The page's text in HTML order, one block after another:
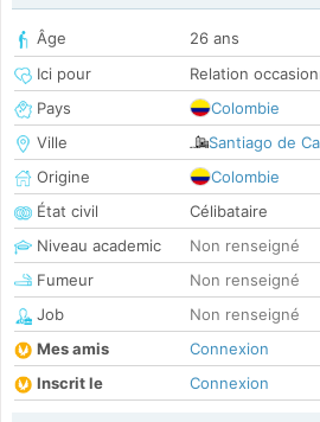
Âge
26 ans
Ici pour
Relation
Pays
Colombie
Ville
Santiago de
Origine
Colombie
État civil
Célibataire
Niveau academic
Non renseigné
Fumeur
Non renseigné
Job
Non renseigné
Mes amis
Connexion
Inscrit le
Connexion